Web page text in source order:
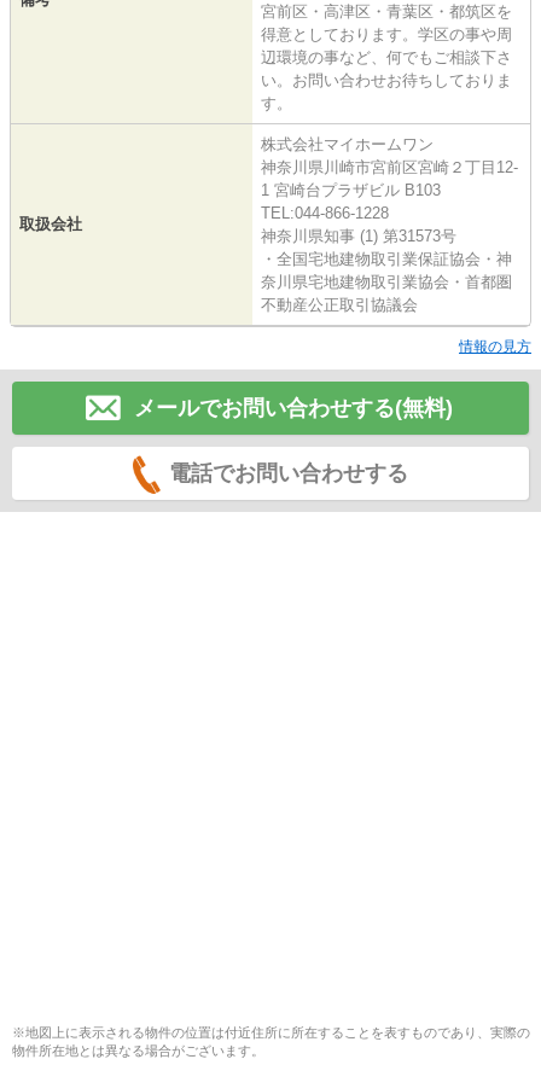
宮前区・高津区・青葉区・都筑区を
得意としております。学区の事や周
辺環境の事など、何でもご相談下さ
い。お問い合わせお待ちしておりま
す。
取扱会社
株式会社マイホームワン
神奈川県川崎市宮前区宮崎２丁目12-
1 宮崎台プラザビル B103
TEL:044-866-1228
神奈川県知事 (1) 第31573号
・全国宅地建物取引業保証協会・神
奈川県宅地建物取引業協会・首都圏
不動産公正取引協議会
情報の見方
メールでお問い合わせする(無料)
電話でお問い合わせする
※地図上に表示される物件の位置は付近住所に所在することを表すものであり、実際の
物件所在地とは異なる場合がございます。